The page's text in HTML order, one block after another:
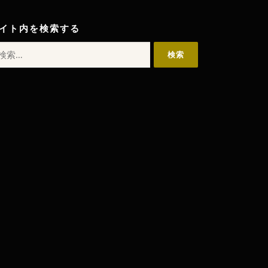
ト内を検索する